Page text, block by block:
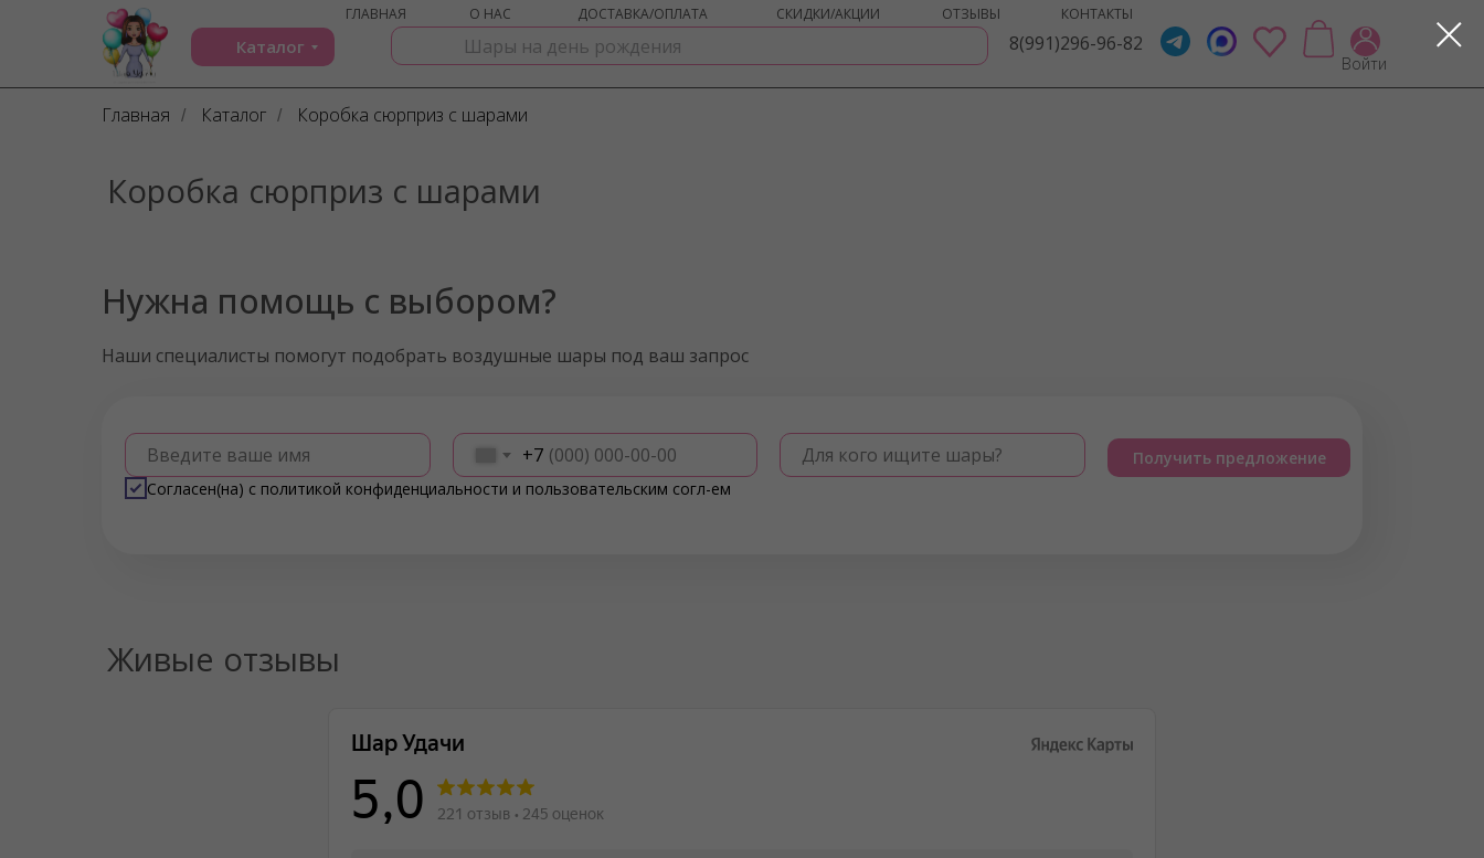
О НАС
ГЛАВНАЯ СКИДКИ/АКЦИИ
ДОСТАВКА/ОПЛАТА ОТЗЫВЫ КОНТАКТЫ
Каталог
Войти
8(991)296-96-82
Главная / Каталог / Коробка сюрприз с шарами
Коробка сюрприз с шарами
Наши специалисты помогут подобрать воздушные шары под ваш запрос
Введите ваше имя +7 Для кого ищите шары?
Согласен(на) с политикой конфиденциальности и пользовательским согл-ем
Получить предложение
Нужна помощь с выбором?
Живые отзывы